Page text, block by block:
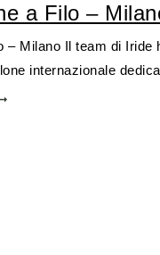
a Filo –
– Milano Il team di Iride
internazionale